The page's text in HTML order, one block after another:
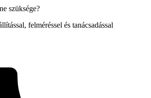
szüksége?
felméréssel és tanácsadással